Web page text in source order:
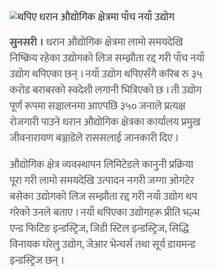
सुनसरी । धरान औद्योगिक क्षेत्रमा लामो समयदेखि
निष्क्रिय रहेका उद्योगको लिज सम्झौता रद्द गरी पाँच नयाँ
उद्योग थपिएका छन् । नयाँ उद्योग थपिएसँगै करिब रु ३५
करोड बराबरको स्वदेशी लगानी भित्रिएको छ । ती उद्योग
पूर्ण रूपमा सञ्चालनमा आएपछि ३५० जनाले प्रत्यक्ष
रोजगारी पाउने धरान औद्योगिक क्षेत्रका कार्यालय प्रमुख
जीवनारायण बञ्जाडेले राससलाई जानकारी दिए ।
औद्योगिक क्षेत्र व्यवस्थापन लिमिटेडले कानुनी प्रक्रिया
पूरा गरी लामो समयदेखि उत्पादन नगरी जग्गा ओगटेर
बसेका उद्योगको लिज सम्झौता रद्द गरी नयाँ उद्योग थप
गरेको उनले बताए । नयाँ थपिएका उद्योगहरू प्रीति भल्भ
एन्ड फिटिङ इन्डस्ट्रिज, जिडी स्टिल इन्डस्ट्रिज, सिद्धि
विनायक घरेलु उद्योग, जेआर भेन्चर्स तथा सूर्य डायमन्ड
इन्डस्ट्रिज छन् ।